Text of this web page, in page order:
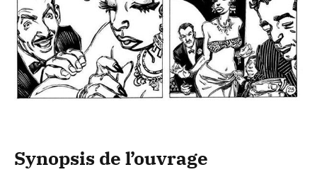
Synopsis de l’ouvrage